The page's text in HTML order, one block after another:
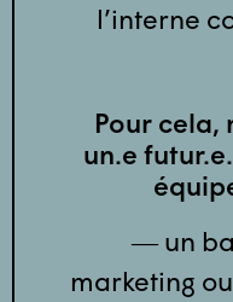
l’interne
Pour cela,
un.e
― un
marketing